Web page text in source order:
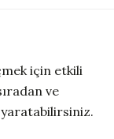
için etkili
ve